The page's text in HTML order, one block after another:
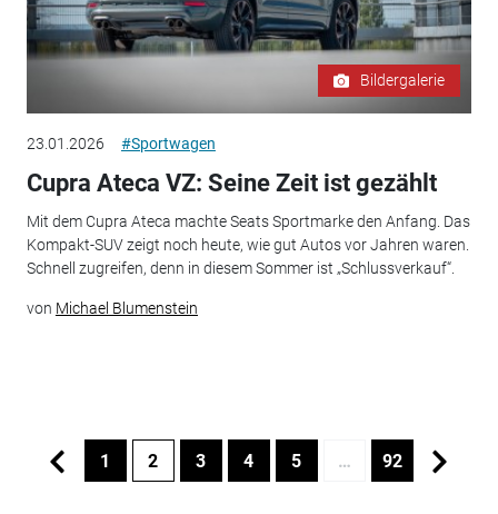
Bildergalerie
23.01.2026 #Sportwagen
Cupra Ateca VZ: Seine Zeit ist gezählt
Mit dem Cupra Ateca machte Seats Sportmarke den Anfang. Das
Kompakt-SUV zeigt noch heute, wie gut Autos vor Jahren waren.
Schnell zugreifen, denn in diesem Sommer ist „Schlussverkauf“.
von Michael Blumenstein
1 2 3 4 5 … 92